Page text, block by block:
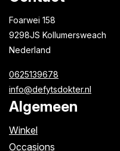
Foarwei 158
9298JS Kollumersweach
Nederland
0625139678
info@defytsdokter.nl
Algemeen
Winkel
Occasions